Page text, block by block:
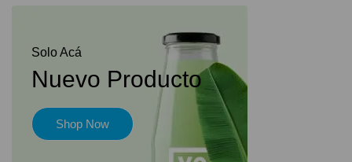
Solo Acá
Nuevo Producto
Shop Now